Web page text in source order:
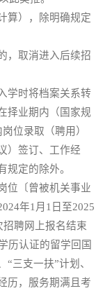
算），除明确规定
，取消进入后续招
学时将档案关系转
择业期内（国家规
位录取（聘用）
）签订、工作经
规定的除外。
位〔曾被机关事业
年1月1日至2025
聘网上报名结束
历认证的留学回国
三支一扶”计划、
历，服务期满且考